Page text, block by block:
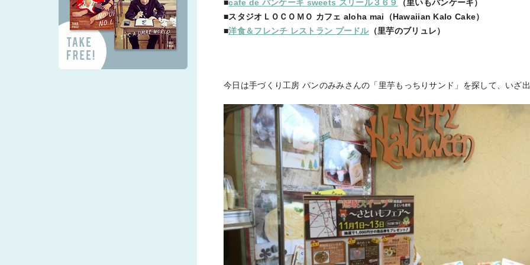
■cafe de パンケーキ sweets スリール３６９
（里いもパンケーキ）
■スタジオＬＯＣＯＭＯ カフェ aloha mai（Hawaiian Kalo Cake）
■洋食＆フレンチ レストラン プードル（里芋のブリュレ）
今日は手づくり工房 パンのみみさんの「里芋もっちりサンド」を探して、いざ